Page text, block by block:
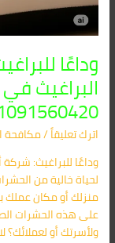
وداعًا
البراغيث
اترك تعليقاً/مكافحة
وداعًا للبراغيث:
لحياة خالية من
منزلك أو مكان
على هذه الحشرات
ولأسرتك أو لعملائك؟